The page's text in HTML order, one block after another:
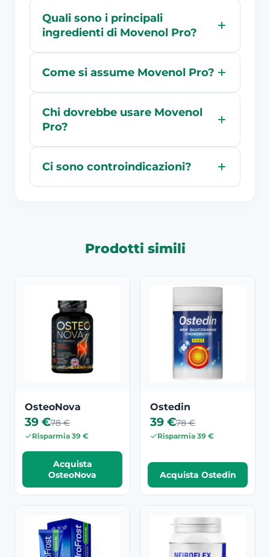
Quali sono i principali
ingredienti di Movenol Pro?
Come si assume Movenol Pro?
Chi dovrebbe usare Movenol
Pro?
Ci sono controindicazioni?
Prodotti simili
OsteoNova
39 €78 €
Risparmia 39 €
Acquista
OsteoNova
Ostedin
39 €78 €
Risparmia 39 €
Acquista Ostedin